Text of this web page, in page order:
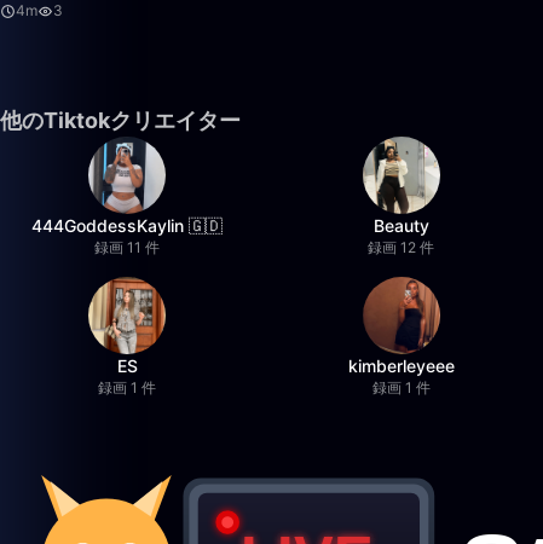
4m
3
他のTiktokクリエイター
444GoddessKaylin 🇬🇩
録画 11 件
Beauty
録画 12 件
ES
録画 1 件
kimberleyeee
録画 1 件